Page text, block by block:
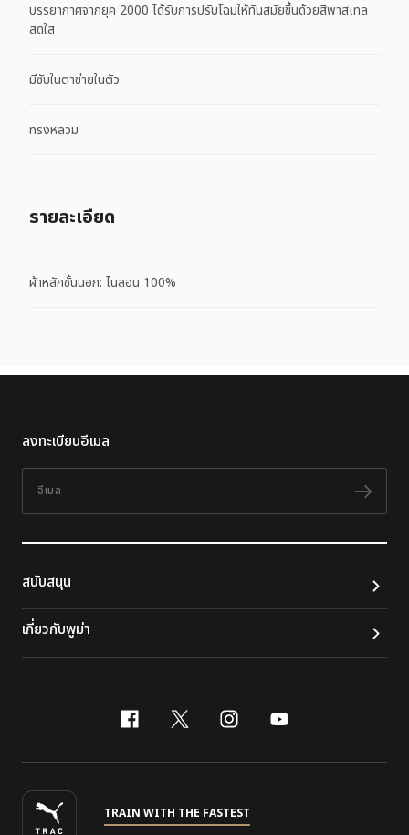
บรรยากาศจากยุค 2000 ได้รับการปรับโฉมให้ทันสมัยขึ้นด้วยสีพาสเทล
สดใส
มีซับในตาข่ายในตัว
ทรงหลวม
รายละเอียด
ผ้าหลักชั้นนอก: ไนลอน 100%
ลงทะเบียนอีเมล
ติดต
สนับสนุน
เกี่ยวกับพูม่า
facebook
x-twitter
instagram
youtube
TRAIN WITH THE FASTEST